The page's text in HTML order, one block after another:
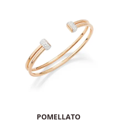
POMELLATO